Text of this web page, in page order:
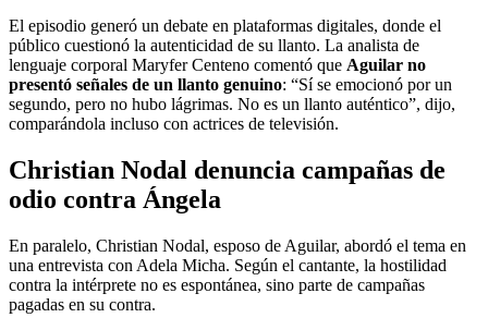
El episodio generó un debate en plataformas digitales, donde el
público cuestionó la autenticidad de su llanto. La analista de
lenguaje corporal Maryfer Centeno comentó que Aguilar no
presentó señales de un llanto genuino: “Sí se emocionó por un
segundo, pero no hubo lágrimas. No es un llanto auténtico”, dijo,
comparándola incluso con actrices de televisión.
Christian Nodal denuncia campañas de
odio contra Ángela
En paralelo, Christian Nodal, esposo de Aguilar, abordó el tema en
una entrevista con Adela Micha. Según el cantante, la hostilidad
contra la intérprete no es espontánea, sino parte de campañas
pagadas en su contra.